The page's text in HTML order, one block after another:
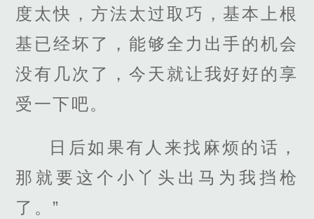
度太快，方法太过取巧，基本上根
基已经坏了，能够全力出手的机会
没有几次了，今天就让我好好的享
受一下吧。
日后如果有人来找麻烦的话，
那就要这个小丫头出马为我挡枪
了。”